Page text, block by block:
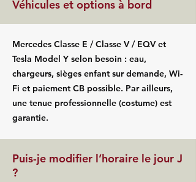
Véhicules et options à bord
Mercedes Classe E / Classe V / EQV et
Tesla Model Y selon besoin : eau,
chargeurs, sièges enfant sur demande, Wi-
Fi et paiement CB possible. Par ailleurs,
une tenue professionnelle (costume) est
garantie.
Puis-je modifier l’horaire le jour J
?